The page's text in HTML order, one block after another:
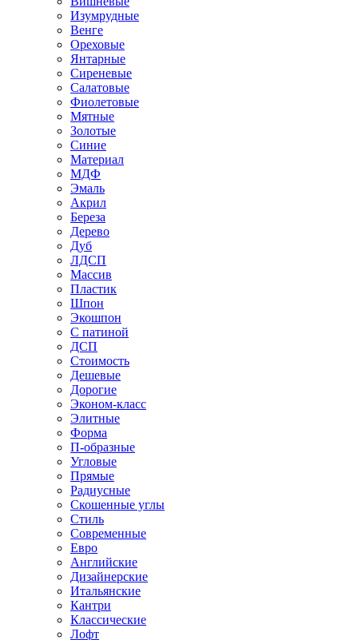
Изумрудные
Венге
Ореховые
Янтарные
Сиреневые
Салатовые
Фиолетовые
Мятные
Золотые
Синие
Материал
МДФ
Эмаль
Акрил
Береза
Дерево
Дуб
ЛДСП
Массив
Пластик
Шпон
Экошпон
С патиной
ДСП
Стоимость
Дешевые
Дорогие
Эконом-класс
Элитные
Форма
П-образные
Угловые
Прямые
Радиусные
Скошенные углы
Стиль
Современные
Евро
Английские
Дизайнерские
Итальянские
Кантри
Классические
Лофт